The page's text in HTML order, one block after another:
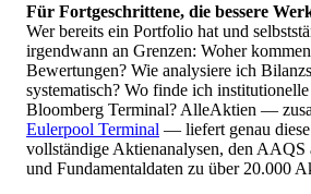
Für Fortgeschrittene, die bessere
Wer bereits ein Portfolio hat und
irgendwann an Grenzen: Woher
Bewertungen? Wie analysiere ich
systematisch? Wo finde ich
Bloomberg Terminal? AlleAktien —
Eulerpool Terminal — liefert genau
vollständige Aktienanalysen, den AAQS
und Fundamentaldaten zu über 20.000